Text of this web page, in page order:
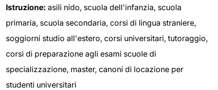
Istruzione: asili nido, scuola dell'infanzia, scuola
primaria, scuola secondaria, corsi di lingua straniere,
soggiorni studio all'estero, corsi universitari, tutoraggio,
corsi di preparazione agli esami scuole di
specializzazione, master, canoni di locazione per
studenti universitari